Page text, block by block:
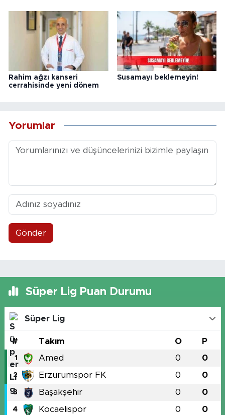
Rahim ağzı kanseri
cerrahisinde yeni dönem
Susamayı beklemeyin!
Yorumlar
Gönder
Süper Lig Puan Durumu
Süper Lig
# Takım O P
1 Amed 0 0
2 Erzurumspor FK 0 0
3 Başakşehir 0 0
4 Kocaelispor 0 0